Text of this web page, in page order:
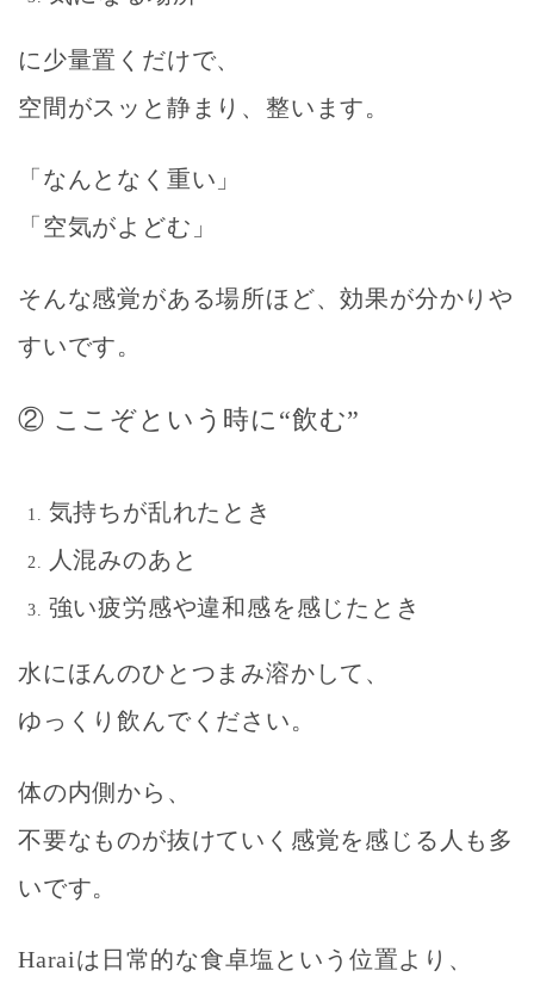
に少量置くだけで、
空間がスッと静まり、整います。
「なんとなく重い」
「空気がよどむ」
そんな感覚がある場所ほど、効果が分かりや
すいです。
② ここぞという時に“飲む”
気持ちが乱れたとき
人混みのあと
強い疲労感や違和感を感じたとき
水に ほんのひとつまみ溶かして、
ゆっくり飲んでください。
体の内側から、
不要なものが抜けていく感覚を感じる人も多
いです。
Haraiは日常的な食卓塩という位置より、